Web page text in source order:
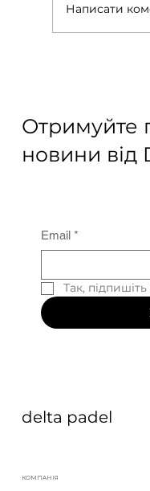
Написати
Отримуйте
новини від
Email *
Так,
delta padel
КОМПАНІЯ